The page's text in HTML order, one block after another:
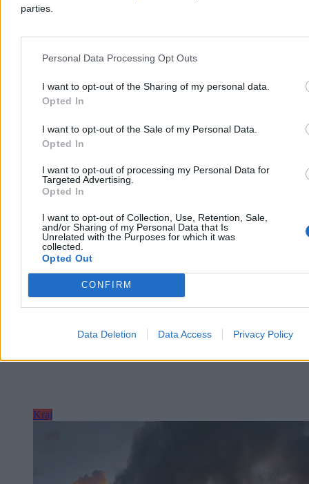
parties.
Personal Data Processing Opt Outs
I want to opt-out of the Sharing of my personal data.
Opted In
I want to opt-out of the Sale of my Personal Data.
Opted In
I want to opt-out of processing my Personal Data for
Targeted Advertising.
Opted In
I want to opt-out of Collection, Use, Retention, Sale,
and/or Sharing of my Personal Data that Is
Unrelated with the Purposes for which it was
collected.
Opted Out
CONFIRM
Data Deletion Data Access Privacy Policy
Rzecznik MSZ odpowiada Zacharowej. „Czas na
fakty”
słowa prezydenta Karola Nawrockiego o wsparciu dla Ukrainy w
wojnie z Rosją. W odpowiedzi rzecznik polskiego MSZ Maciej
to Rosja atakuje sąsiadów – zbrojnie i hybrydowo.
Aleksandra Cieślik
Dzisiaj 17:25
Reklama
Reklama
Kraj